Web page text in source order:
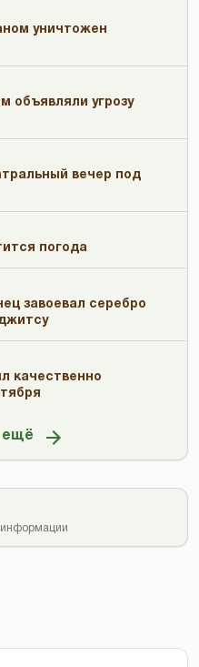
уничтожен
объявляли угрозу
вечер под
погода
завоевал серебро
качественно
ещё
информации